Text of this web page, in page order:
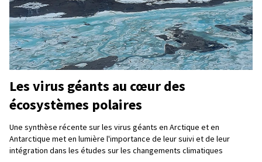
Les virus géants au cœur des
écosystèmes polaires
Une synthèse récente sur les virus géants en Arctique et en
Antarctique met en lumière l'importance de leur suivi et de leur
intégration dans les études sur les changements climatiques